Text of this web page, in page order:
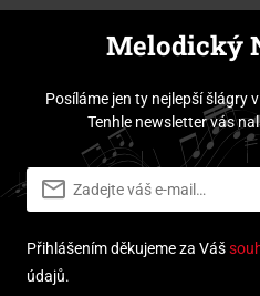
Melodický
Posíláme jen ty nejlepší šlágry
Tenhle newsletter vás
Přihlášením děkujeme za Váš
údajů.